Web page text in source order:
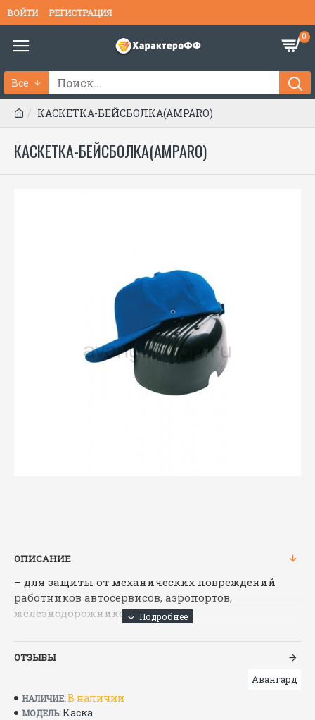
ВОЙТИ РЕГИСТРАЦИЯ
0
Все
КАСКЕТКА-БЕЙСБОЛКА(AMPARO)
КАСКЕТКА-БЕЙСБОЛКА(AMPARO)
ОПИСАНИЕ
– для защиты от механических повреждений
работников автосервисов, аэропортов,
железнодорожников
Материал: текстиль с внутренней
амортизирующей вставкой из пластика
ОТЗЫВЫ
НАЛИЧИЕ:В наличии
МОДЕЛЬ: Каска
Авангард